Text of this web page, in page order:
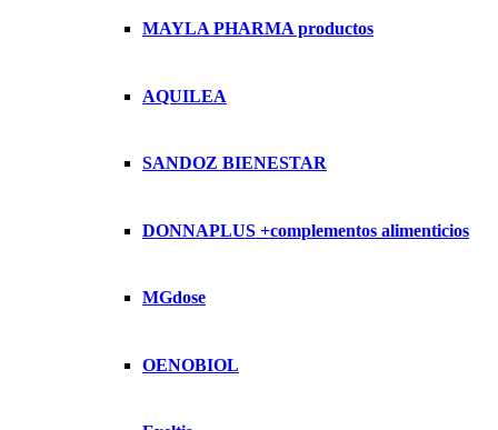
MAYLA PHARMA productos
AQUILEA
SANDOZ BIENESTAR
DONNAPLUS +complementos alimenticios
MGdose
OENOBIOL